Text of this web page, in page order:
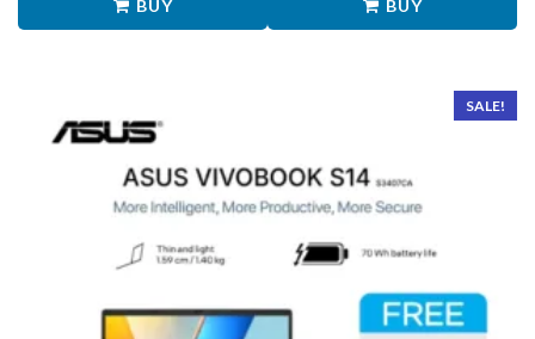
BUY BUY
SALE!